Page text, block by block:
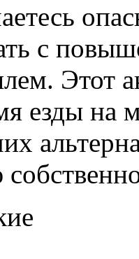
с
Этот
езды на